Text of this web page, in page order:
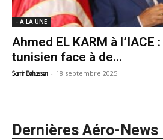
- A LA UNE
Ahmed EL KARM à l’IACE
tunisien face à de...
Samir Belhassen - 18 septembre 2025
Dernières Aéro-News